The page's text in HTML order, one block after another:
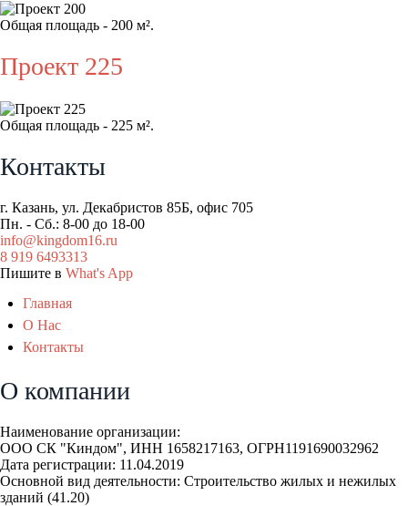
Общая площадь - 200 м².
Проект 225
Общая площадь - 225 м².
Контакты
г. Казань, ул. Декабристов 85Б, офис 705
Пн. - Сб.: 8-00 до 18-00
info@kingdom16.ru
8 919 6493313
Пишите в What's App
Главная
О Нас
Контакты
О компании
Наименование организации:
ООО СК "Киндом", ИНН 1658217163, ОГРН1191690032962
Дата регистрации: 11.04.2019
Основной вид деятельности: Строительство жилых и нежилых
зданий (41.20)